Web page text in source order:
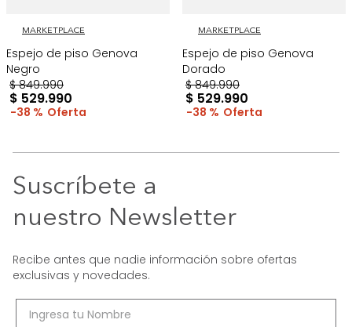
MARKETPLACE
Espejo de piso Genova
Negro
$ 849.990
$ 529.990
38 %
MARKETPLACE
Espejo de piso Genova
Dorado
$ 849.990
$ 529.990
38 %
Suscríbete a
nuestro Newsletter
Recibe antes que nadie información sobre ofertas
exclusivas y novedades.